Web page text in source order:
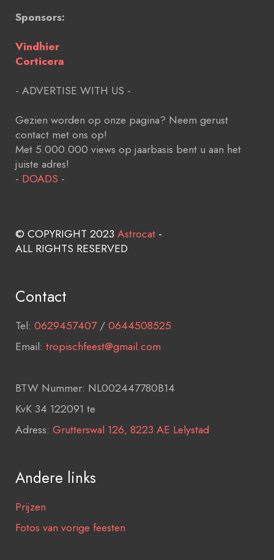
Sponsors:
Vindhier
Corticera
- ADVERTISE WITH US -
Gezien worden op onze pagina? Neem gerust
contact met ons op!
Met 5.000.000 views op jaarbasis bent u aan het
juiste adres!
- DOADS -
© COPYRIGHT 2023 Astrocat -
ALL RIGHTS RESERVED
Contact
Tel: 0629457407/0644508525
Email: tropischfeest@gmail.com
BTW Nummer: NL002447780B14
KvK 34 122091 te
Adress: Grutterswal 126, 8223 AE Lelystad
Andere links
Prijzen
Fotos van vorige feesten